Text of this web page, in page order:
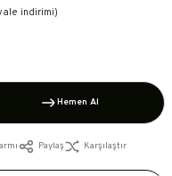
indirimi)
Hemen Al
Paylaş Karşılaştır